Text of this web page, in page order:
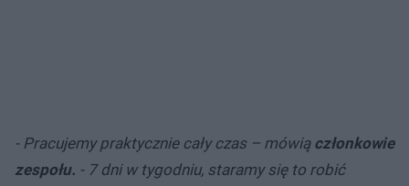
- Pracujemy praktycznie cały czas – mówiączłonkowie
zespołu. - 7 dni w tygodniu, staramy się to robić